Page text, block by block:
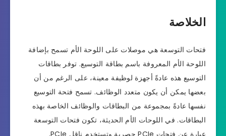
الخلاصة
فتحات التوسعة هي موصلات على اللوحة الأم تسمح بإضافة
اللوحة الأم المعروفة باسم بطاقة التوسيع. توفر بطاقات
التوسيع هذه عادةً أجهزة لوظيفة معينة، على الرغم من أن
بعضها يمكن أن يكون متعدد الوظائف. تسمح فتحة التوسيع
نفسها عادةً بمجموعة من البطاقات والوظائف الخاصة بهذه
البطاقات. في اللوحات الأم الحديثة، تكون فتحات التوسعة